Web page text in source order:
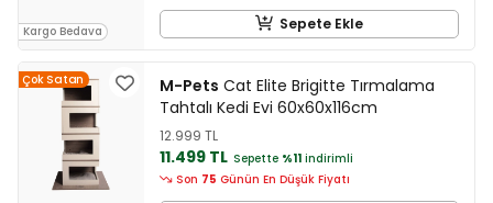
Kargo Bedava Sepete Ekle
Çok Satan M-Pets Cat Elite Brigitte Tırmalama
Tahtalı Kedi Evi 60x60x116cm
12.999 TL
11.499 TL Sepette %11 indirimli
Son 75 Günün En Düşük Fiyatı